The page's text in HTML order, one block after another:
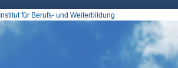
Institut für Berufs- und Weiterbildung